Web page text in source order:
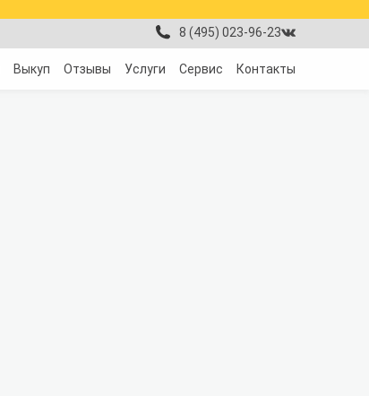
8 (495) 023-96-23
Выкуп Отзывы Услуги Сервис Контакты